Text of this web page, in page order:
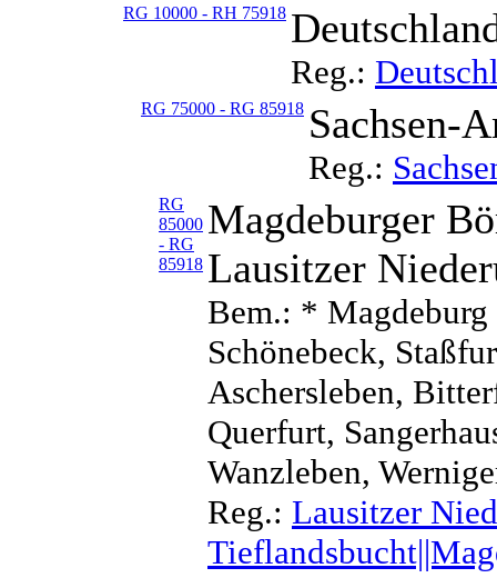
RG 10000 - RH 75918
Reg.:
RG 75000 - RG 85918 Sachsen-
Reg.:
RG
85000
- RG
85918
Magdeburger
Lausitzer
Bem.: *
Schönebeck,
Aschersleben,
Querfurt,
Wanzleben,
Reg.: Lausitzer